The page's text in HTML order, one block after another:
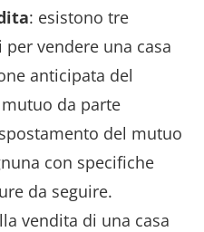
: esistono tre
vendere una casa
anticipata del
da parte
del mutuo
con specifiche
da seguire.
vendita di una casa